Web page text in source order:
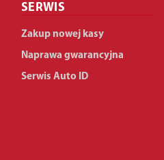
SERWIS
Zakup nowej kasy
Naprawa gwarancyjna
Serwis Auto ID